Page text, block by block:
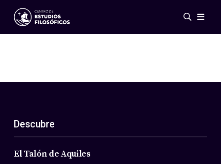
Eventos
ES
EN
Acerca de nosotros
Miembros
Descubre
El Talón de Aquiles